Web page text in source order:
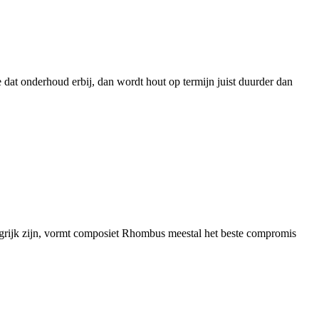
onderhoud erbij, dan wordt hout op termijn juist duurder dan
zijn, vormt composiet Rhombus meestal het beste compromis